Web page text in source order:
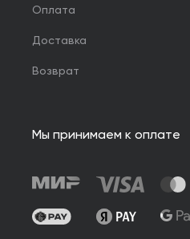
Оплата
Доставка
Возврат
Мы принимаем к оплате